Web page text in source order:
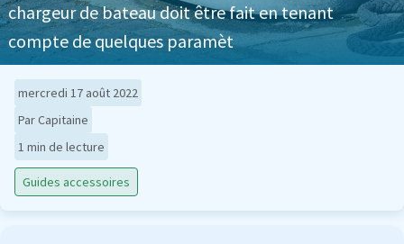
chargeur de bateau doit être fait en tenant
compte de quelques paramèt
mercredi 17 août 2022
Par Capitaine
1 min de lecture
Guides accessoires